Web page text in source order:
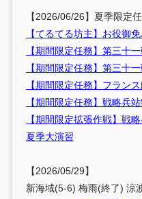
【2026/06/26】夏季限定
【てるてる坊主】お役御
【期間限定任務】第三十
【期間限定任務】第三十
【期間限定任務】フラン
【期間限定任務】戦略兵
【期間限定拡張作戦】戦
夏季大演習
【2026/05/29】
新海域(5-6) 梅雨(終了) 涼